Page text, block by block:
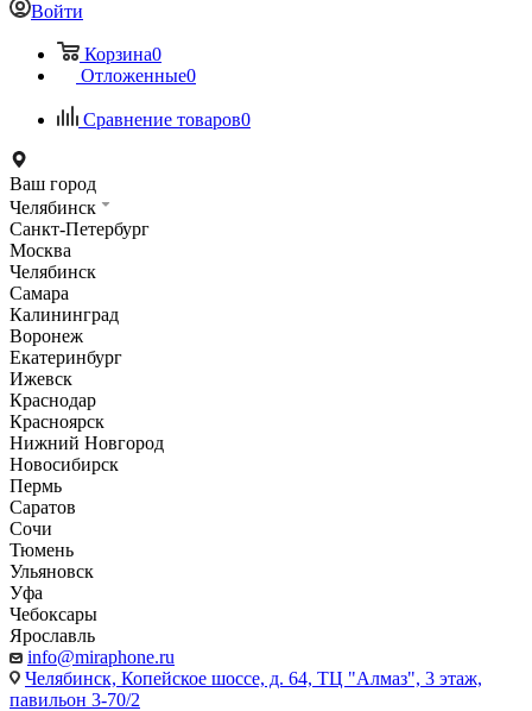
Войти
Корзина0
Отложенные0
Сравнение товаров0
Ваш город
Челябинск
Санкт-Петербург
Москва
Челябинск
Самара
Калининград
Воронеж
Екатеринбург
Ижевск
Краснодар
Красноярск
Нижний Новгород
Новосибирск
Пермь
Саратов
Сочи
Тюмень
Ульяновск
Уфа
Чебоксары
Ярославль
info@miraphone.ru
Челябинск, Копейское шоссе, д. 64, ТЦ "Алмаз", 3 этаж,
павильон 3-70/2